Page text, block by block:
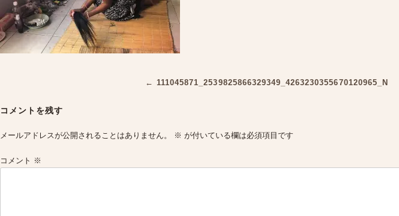
← 111045871_2539825866329349_4263230355670120965_N
コメントを残す
メールアドレスが公開されることはありません。 ※ が付いている欄は必須項目です
コメント ※